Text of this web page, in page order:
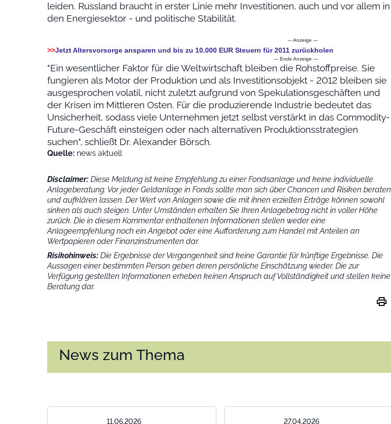
leiden. Russland braucht in erster Linie mehr Investitionen, auch und vor allem in
den Energiesektor - und politische Stabilität.
--- Anzeige ---
>>Jetzt Altersvorsorge ansparen und bis zu 10.000 EUR Steuern für 2011 zurückholen
--- Ende Anzeige ---
"Ein wesentlicher Faktor für die Weltwirtschaft bleiben die Rohstoffpreise. Sie
fungieren als Motor der Produktion und als Investitionsobjekt - 2012 bleiben sie
ausgesprochen volatil, nicht zuletzt aufgrund von Spekulationsgeschäften und
der Krisen im Mittleren Osten. Für die produzierende Industrie bedeutet das
Unsicherheit, sodass viele Unternehmen jetzt selbst verstärkt in das Commodity-
Future-Geschäft einsteigen oder nach alternativen Produktionsstrategien
suchen", schließt Dr. Alexander Börsch.
Quelle: news aktuell
Disclaimer: Diese Meldung ist keine Empfehlung zu einer Fondsanlage und keine individuelle
Anlageberatung. Vor jeder Geldanlage in Fonds sollte man sich über Chancen und Risiken beraten
und aufklären lassen. Der Wert von Anlagen sowie die mit ihnen erzielten Erträge können sowohl
sinken als auch steigen. Unter Umständen erhalten Sie Ihren Anlagebetrag nicht in voller Höhe
zurück. Die in diesem Kommentar enthaltenen Informationen stellen weder eine
Anlageempfehlung noch ein Angebot oder eine Aufforderung zum Handel mit Anteilen an
Wertpapieren oder Finanzinstrumenten dar.
Risikohinweis: Die Ergebnisse der Vergangenheit sind keine Garantie für künftige Ergebnisse. Die
Aussagen einer bestimmten Person geben deren persönliche Einschätzung wieder. Die zur
Verfügung gestellten Informationen erheben keinen Anspruch auf Vollständigkeit und stellen keine
Beratung dar.
print
News zum Thema
11.06.2026 27.04.2026